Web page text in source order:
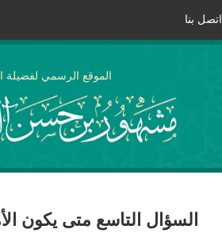
اتصل بنا
الموقع الرسمي لفضيلة
السؤال التاسع متى يكون